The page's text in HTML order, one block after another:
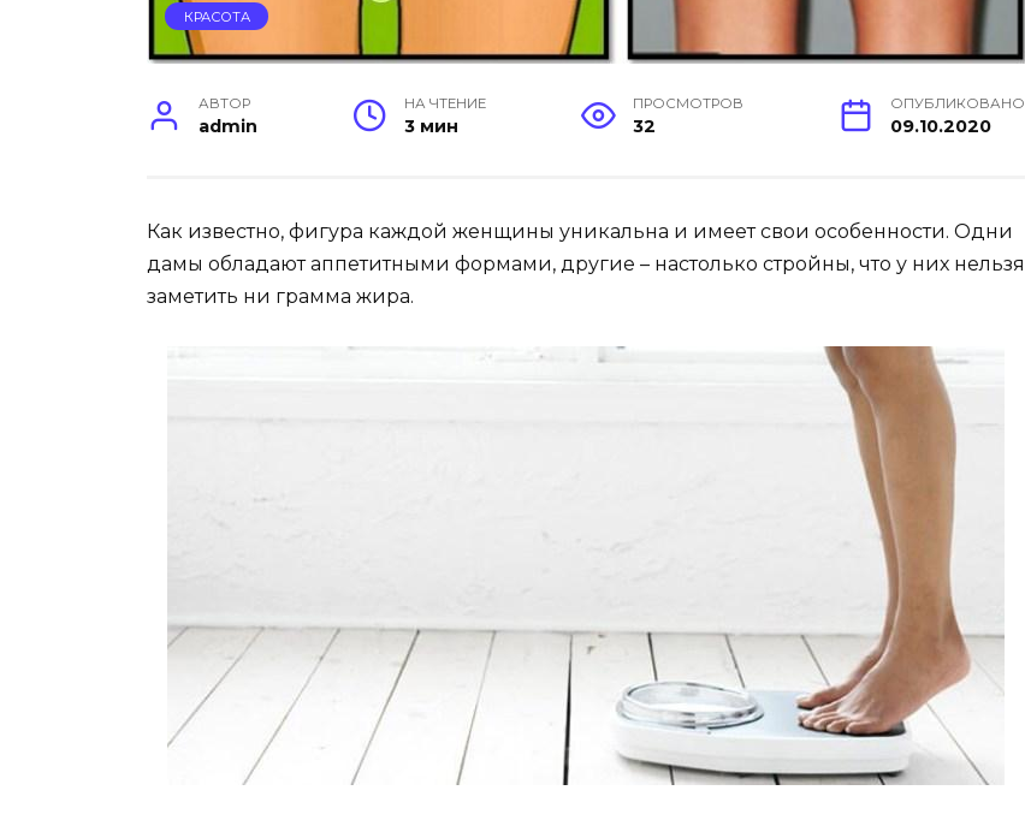
КРАСОТА
АВТОР
admin
НА ЧТЕНИЕ
3 мин
ПРОСМОТРОВ
32
ОПУБЛИКОВАНО
09.10.2020
Как известно, фигура каждой женщины уникальна и имеет свои особенности. Одни
дамы обладают аппетитными формами, другие – настолько стройны, что у них нельзя
заметить ни грамма жира.